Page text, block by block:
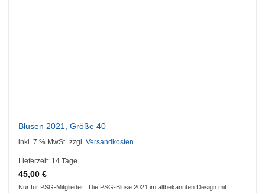
Blusen 2021, Größe 40
inkl. 7 % MwSt. zzgl.Versandkosten
Lieferzeit: 14 Tage
45,00€
Nur für PSG-Mitglieder Die PSG-Bluse 2021 im altbekannten Design mit